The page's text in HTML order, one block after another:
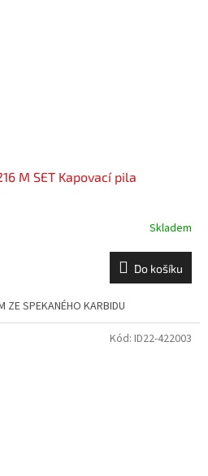
M SET Kapovací pila
Skladem
Do košíku
ZE SPEKANÉHO KARBIDU
Kód: ID22-422003